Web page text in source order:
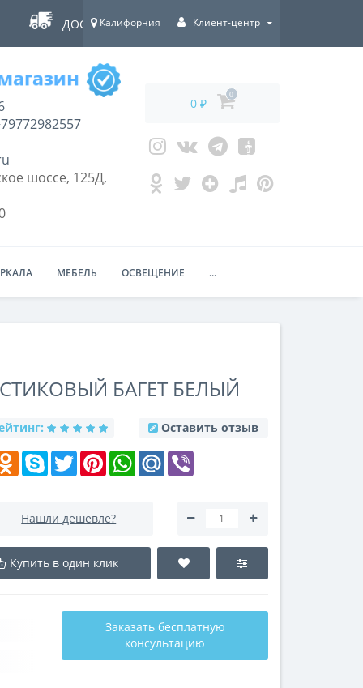
ДОСТАВКА ПО ВСЕЙ РОССИИ!
Калифорния Клиент-центр
шоссе, 125Д,
0 ₽
0
МЕБЕЛЬ ОСВЕЩЕНИЕ ...
БАГЕТ БЕЛЫЙ
Оставить отзыв
Odnoklassniki
Skype Twitter PinterestWhatsAppMail.Ru
Нашли дешевле?
Купить в один клик
Заказать бесплатную
консультацию